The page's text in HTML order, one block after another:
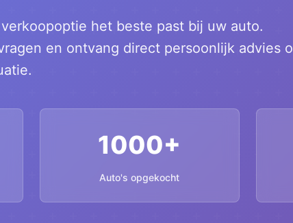
het beste past bij uw auto.
en ontvang direct persoonlijk advies
1000+
Auto's opgekocht